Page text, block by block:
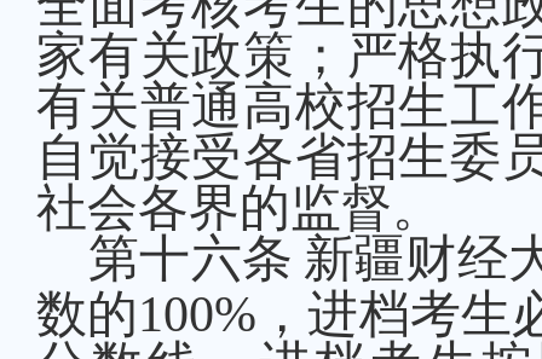
家有关政策 ； 严格执
有关普通高校招生工
自觉接受各省招生委
社会各界的监督。
第十六条 新疆财经
数的100%，进档考生